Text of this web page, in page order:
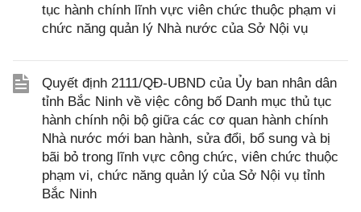
tục hành chính lĩnh vực viên chức thuộc phạm vi
chức năng quản lý Nhà nước của Sở Nội vụ
Quyết định 2111/QĐ-UBND của Ủy ban nhân dân
tỉnh Bắc Ninh về việc công bố Danh mục thủ tục
hành chính nội bộ giữa các cơ quan hành chính
Nhà nước mới ban hành, sửa đổi, bổ sung và bị
bãi bỏ trong lĩnh vực công chức, viên chức thuộc
phạm vi, chức năng quản lý của Sở Nội vụ tỉnh
Bắc Ninh